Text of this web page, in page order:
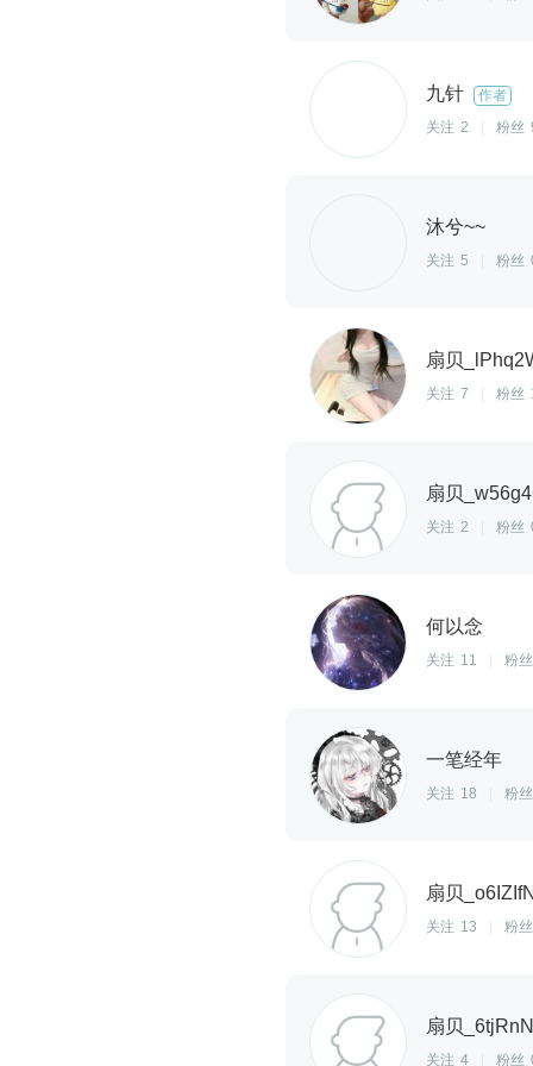
九针
作者
关注 2 粉丝
沐兮~~
关注 5 粉丝
扇贝
关注 7 粉丝
扇贝
关注 2 粉丝
何以念
关注 11 粉丝
一笔经年
关注 18 粉丝
扇贝
关注 13 粉丝
扇贝
关注 4 粉丝